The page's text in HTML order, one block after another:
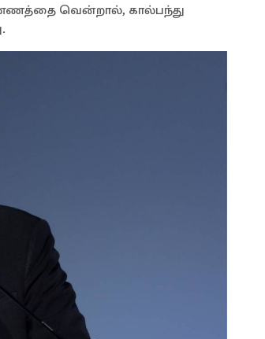
வென்றால், கால்பந்து